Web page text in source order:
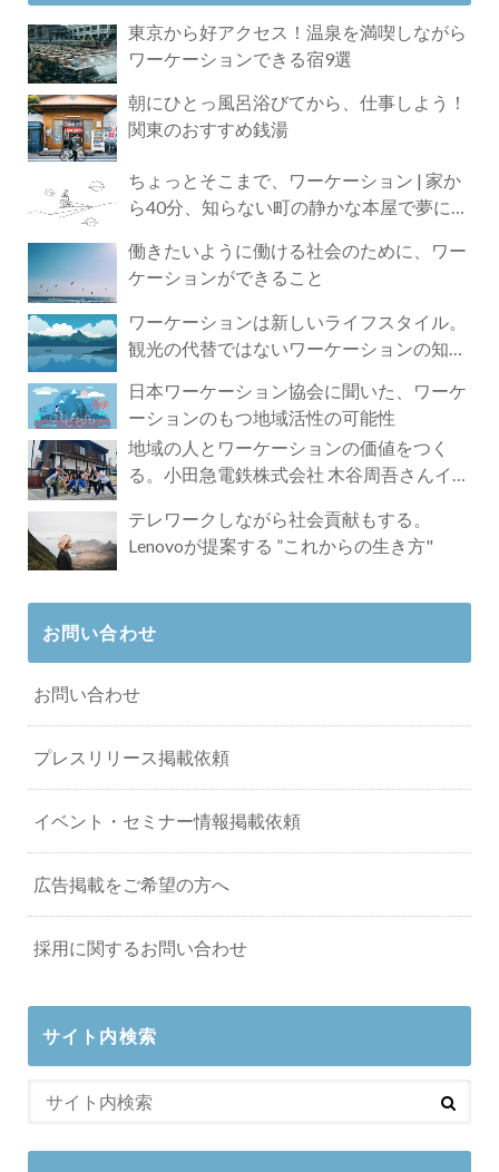
東京から好アクセス！温泉を満喫しながら
ワーケーションできる宿9選
朝にひとっ風呂浴びてから、仕事しよう！
関東のおすすめ銭湯
ちょっとそこまで、ワーケーション | 家か
ら40分、知らない町の静かな本屋で夢に近
働きたいように働ける社会のために、ワー
ケーションができること
ワーケーションは新しいライフスタイル。
観光の代替ではないワーケーションの知ら
日本ワーケーション協会に聞いた、ワーケ
ーションのもつ地域活性の可能性
地域の人とワーケーションの価値をつく
る。小田急電鉄株式会社 木谷周吾さんイン
テレワークしながら社会貢献もする。
Lenovoが提案する ”これからの生き方"
お問い合わせ
お問い合わせ
プレスリリース掲載依頼
イベント・セミナー情報掲載依頼
広告掲載をご希望の方へ
採用に関するお問い合わせ
サイト内検索